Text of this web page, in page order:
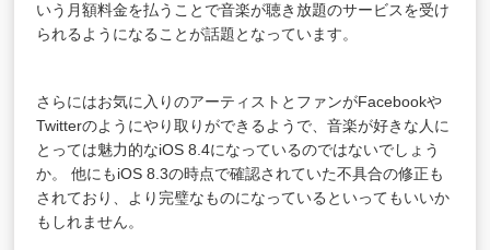
いう月額料金を払うことで音楽が聴き放題のサービスを受け
られるようになることが話題となっています。
さらにはお気に入りのアーティストとファンがFacebookや
Twitterのようにやり取りができるようで、音楽が好きな人に
とっては魅力的なiOS 8.4になっているのではないでしょう
か。 他にもiOS 8.3の時点で確認されていた不具合の修正も
されており、より完璧なものになっているといってもいいか
もしれません。